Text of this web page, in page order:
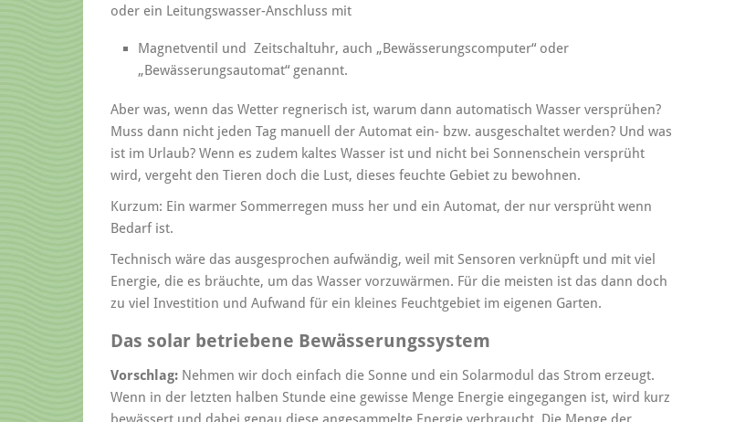
oder ein Leitungswasser-Anschluss mit
Magnetventil und Zeitschaltuhr, auch „Bewässerungscomputer“ oder
„Bewässerungsautomat“ genannt.
Aber was, wenn das Wetter regnerisch ist, warum dann automatisch Wasser versprühen?
Muss dann nicht jeden Tag manuell der Automat ein- bzw. ausgeschaltet werden? Und was
ist im Urlaub? Wenn es zudem kaltes Wasser ist und nicht bei Sonnenschein versprüht
wird, vergeht den Tieren doch die Lust, dieses feuchte Gebiet zu bewohnen.
Kurzum: Ein warmer Sommerregen muss her und ein Automat, der nur versprüht wenn
Bedarf ist.
Technisch wäre das ausgesprochen aufwändig, weil mit Sensoren verknüpft und mit viel
Energie, die es bräuchte, um das Wasser vorzuwärmen. Für die meisten ist das dann doch
zu viel Investition und Aufwand für ein kleines Feuchtgebiet im eigenen Garten.
Das solar betriebene Bewässerungssystem
Vorschlag: Nehmen wir doch einfach die Sonne und ein Solarmodul das Strom erzeugt.
Wenn in der letzten halben Stunde eine gewisse Menge Energie eingegangen ist, wird kurz